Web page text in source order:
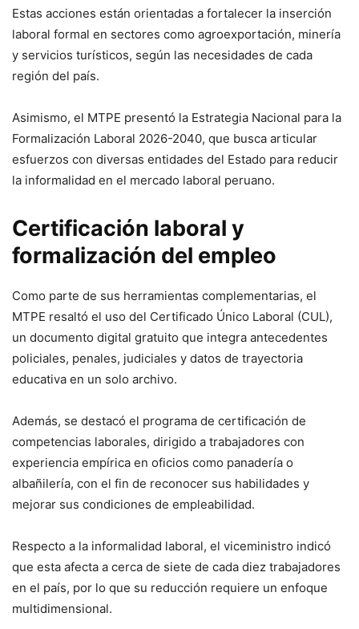
Estas acciones están orientadas a fortalecer la inserción
laboral formal en sectores como agroexportación, minería
y servicios turísticos, según las necesidades de cada
región del país.
Asimismo, el MTPE presentó la Estrategia Nacional para la
Formalización Laboral 2026-2040, que busca articular
esfuerzos con diversas entidades del Estado para reducir
la informalidad en el mercado laboral peruano.
Certificación laboral y
formalización del empleo
Como parte de sus herramientas complementarias, el
MTPE resaltó el uso del Certificado Único Laboral (CUL),
un documento digital gratuito que integra antecedentes
policiales, penales, judiciales y datos de trayectoria
educativa en un solo archivo.
Además, se destacó el programa de certificación de
competencias laborales, dirigido a trabajadores con
experiencia empírica en oficios como panadería o
albañilería, con el fin de reconocer sus habilidades y
mejorar sus condiciones de empleabilidad.
Respecto a la informalidad laboral, el viceministro indicó
que esta afecta a cerca de siete de cada diez trabajadores
en el país, por lo que su reducción requiere un enfoque
multidimensional.